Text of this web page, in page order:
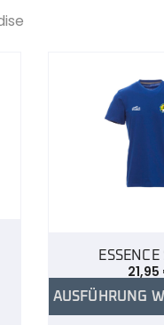
ESSENCE
21,95
AUSFÜHRUNG